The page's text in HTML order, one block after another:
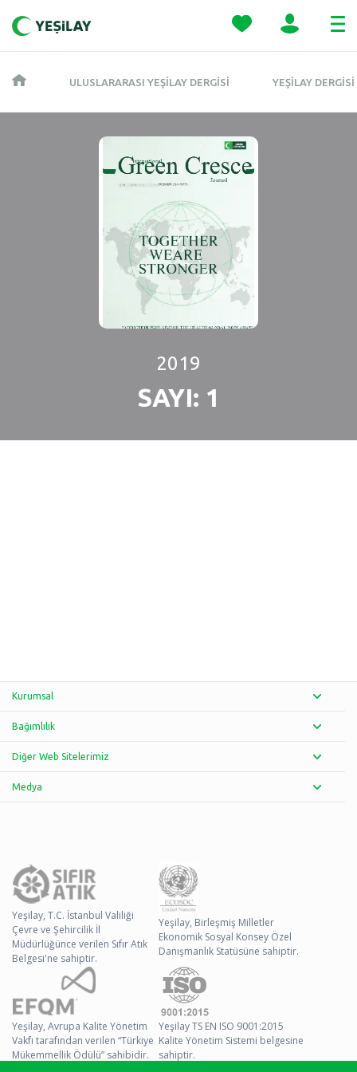
ULUSLARARASI YEŞILAY DERGISI YEŞILAY
2019
SAYI: 1
Kurumsal
Bağımlılık
Diğer Web Sitelerimiz
Medya
Yeşilay, T.C. İstanbul Valiliği
Çevre ve Şehircilik İl
Müdürlüğünce verilen Sıfır Atık
Belgesi'ne sahiptir.
Yeşilay, Birleşmiş Milletler
Ekonomik Sosyal Konsey Özel
Danışmanlık Statüsüne sahiptir.
Yeşilay, Avrupa Kalite Yönetim
Vakfı tarafından verilen “Türkiye
Mükemmellik Ödülü” sahibidir.
Yeşilay TS EN ISO 9001:2015
Kalite Yönetim Sistemi belgesine
sahiptir.